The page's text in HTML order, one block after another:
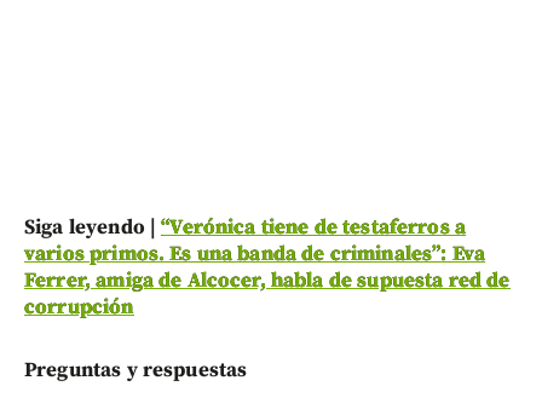
Siga leyendo |“Verónica tiene de testaferros a
varios primos. Es una banda de criminales”: Eva
Ferrer, amiga de Alcocer, habla de supuesta red de
corrupción
Preguntas y respuestas